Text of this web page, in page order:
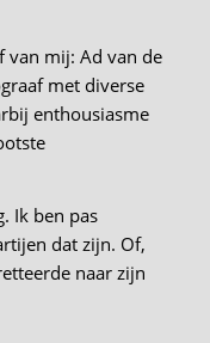
van mij: Ad van de
met diverse
enthousiasme
Ik ben pas
dat zijn. Of,
naar zijn